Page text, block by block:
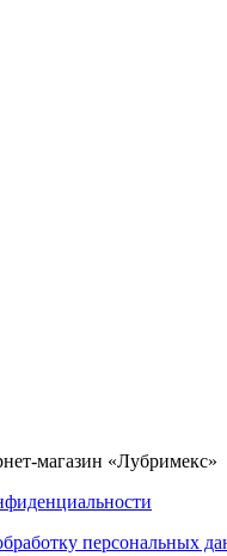
магазин «Лубримекс»
персональных